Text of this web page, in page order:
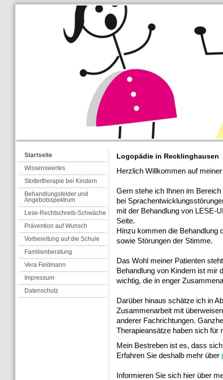
Startseite
Wissenswertes
Stottertherapie bei Kindern
Behandlungsfelder und
Angebotsspektrum
Lese-Rechtschreib-Schwäche
Prävention auf Wunsch
Vorbereitung auf die Schule
Familienberatung
Vera Feldmann
Impressum
Datenschutz
Logopädie in Recklinghausen
Herzlich Willkommen auf
Gern stehe ich Ihnen im
bei
mit der Behandlung von LESE-
Seite.
Hinzu kommen die Behandlung
sowie Störungen der Stimme.
Das Wohl meiner Patienten
Behandlung von Kindern ist mir
wichtig, die in enger
Darüber hinaus schätze ich in
Zusammenarbeit mit
anderer Fachrichtungen.
Therapieansätze haben sich für
Mein Bestreben ist es, dass
Erfahren Sie deshalb mehr über
Informieren Sie sich hier über